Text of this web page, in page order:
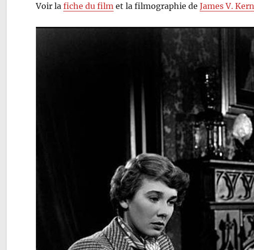
Voir lafiche du film et la filmographie deJames V. Kern